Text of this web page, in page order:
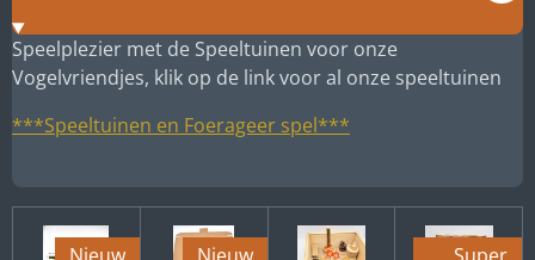
Speelplezier met de Speeltuinen voor onze
Vogelvriendjes, klik op de link voor al onze speeltuinen
***Speeltuinen en Foerageer spel***